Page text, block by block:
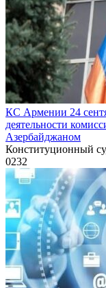
КС Армении 24
деятельности
Азербайджаном
Конституционный
0232